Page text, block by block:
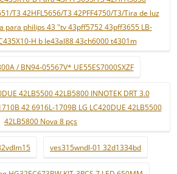
T3 42HFL5656/T3 42PFF4750/T3/Tira de luz
para philips 43 "tv 43pff5752 43pff3655 LB-
H b le43al88 43ch6000 t4301m
/ BN94-05567V* UE55ES7000SXZF
42LB5500 42LB5800 INNOTEK DRT 3.0
42 6916L-1709B LG LC420DUE 42LB5500
42LB5800 Nova 8 pçs
ves315wndl-01 32d1334bd